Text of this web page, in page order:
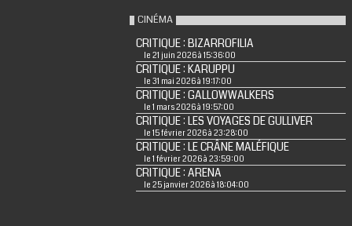
CINÉMA
CRITIQUE : BIZARROFILIA
le 21 juin 2026 à 15:36:00
CRITIQUE : KARUPPU
le 31 mai 2026 à 19:17:00
CRITIQUE : GALLOWWALKERS
le 1 mars 2026 à 19:57:00
CRITIQUE : LES VOYAGES DE GULLIVER
le 15 février 2026 à 23:28:00
CRITIQUE : LE CRÂNE MALÉFIQUE
le 1 février 2026 à 23:59:00
CRITIQUE : ARENA
le 25 janvier 2026 à 18:04:00